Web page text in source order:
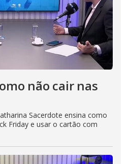
não cair nas
Sacerdote ensina como
Friday e usar o cartão com